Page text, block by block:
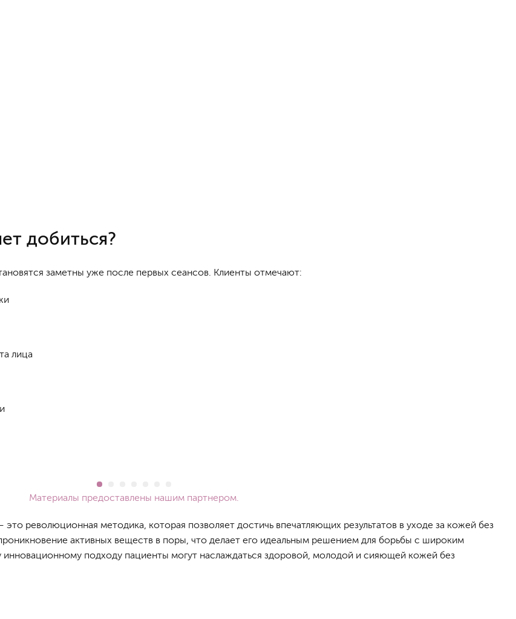
добиться?
заметны уже после первых сеансов. Клиенты отмечают:
лица
Материалы предоставлены нашим партнером.
революционная методика, которая позволяет достичь впечатляющих результатов в уходе за кожей без
активных веществ в поры, что делает его идеальным решением для борьбы с широким
инновационному подходу пациенты могут наслаждаться здоровой, молодой и сияющей кожей без